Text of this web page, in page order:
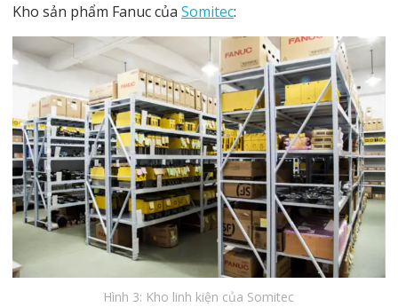
Kho sản phẩm Fanuc của Somitec:
Hình 3: Kho linh kiện của Somitec